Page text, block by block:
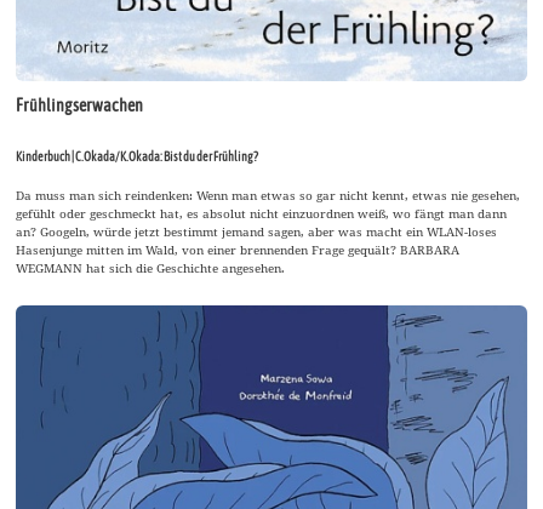
Frühlingserwachen
Kinderbuch | C.Okada/ K.Okada: Bist du der Frühling?
Da muss man sich reindenken: Wenn man etwas so gar nicht kennt, etwas nie gesehen,
gefühlt oder geschmeckt hat, es absolut nicht einzuordnen weiß, wo fängt man dann
an? Googeln, würde jetzt bestimmt jemand sagen, aber was macht ein WLAN-loses
Hasenjunge mitten im Wald, von einer brennenden Frage gequält? BARBARA
WEGMANN hat sich die Geschichte angesehen.